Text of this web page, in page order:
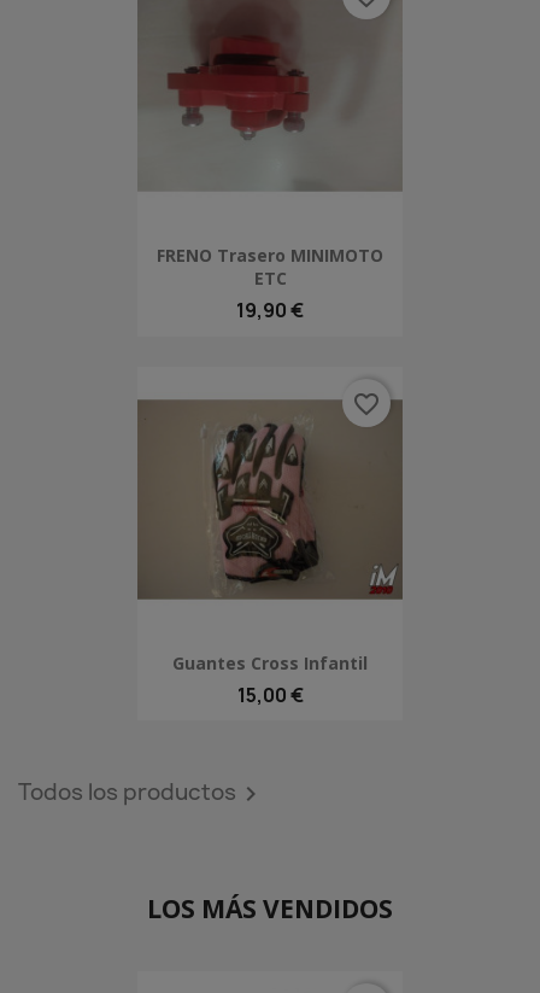
FRENO Trasero MINIMOTO
ETC
19,90 €
Guantes Cross Infantil
15,00 €
favorite_border
Todos los productos 
LOS MÁS VENDIDOS